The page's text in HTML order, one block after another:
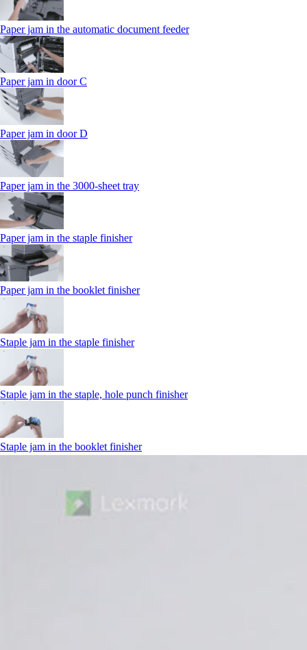
Paper jam in the automatic document feeder
Paper jam in door C
Paper jam in door D
Paper jam in the 3000-sheet tray
Paper jam in the staple finisher
Paper jam in the booklet finisher
Staple jam in the staple finisher
Staple jam in the staple, hole punch finisher
Staple jam in the booklet finisher